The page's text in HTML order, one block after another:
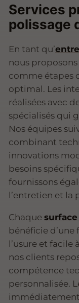
Services
polissage
En tant qu’
nous
comme étapes
optimal. Les
réalisées avec
spécialisés qui
Nos équipes
combinant
innovations
besoins
fournissons
l’entretien et la
Chaque
bénéficie
l’usure et facile
nos clients
compétence
personnalisée.